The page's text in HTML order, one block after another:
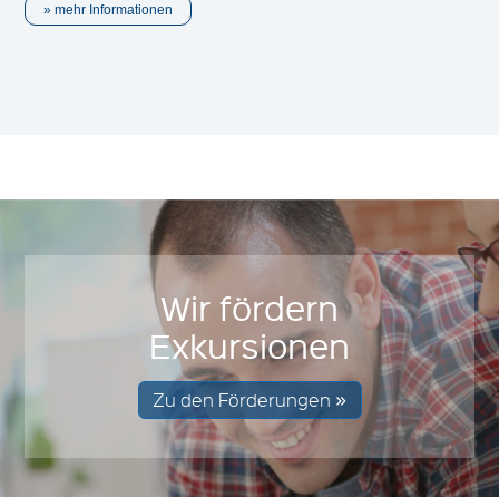
mehr Informationen
Wir fördern
Exkursionen
Zu den Förderungen